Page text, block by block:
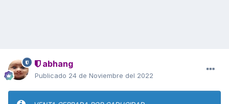
abhang
Publicado 24 de Noviembre del 2022